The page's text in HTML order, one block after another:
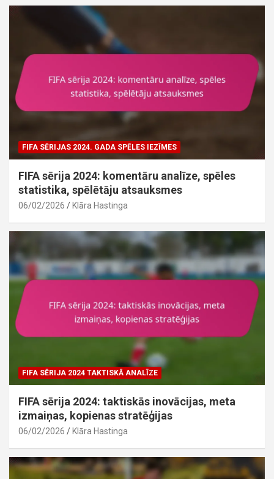
FIFA SĒRIJAS 2024. GADA SPĒLES IEZĪMES
FIFA sērija 2024: komentāru analīze, spēles
statistika, spēlētāju atsauksmes
06/02/2026 Klāra Hastinga
FIFA SĒRIJA 2024 TAKTISKĀ ANALĪZE
FIFA sērija 2024: taktiskās inovācijas, meta
izmaiņas, kopienas stratēģijas
06/02/2026 Klāra Hastinga